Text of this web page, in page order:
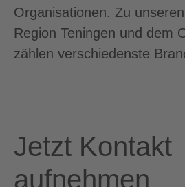
Organisationen. Zu
Region Teningen und dem
zählen verschiedenste
Jetzt Kontakt
aufnehmen